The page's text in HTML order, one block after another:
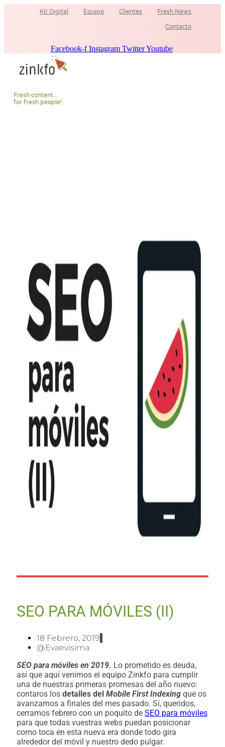
Kit Digital Equipo Clientes Fresh News
Contacto
Facebook-f Instagram TwitterYoutube
Fresh content...
for fresh people!
SEO PARA MÓVILES (II)
18 Febrero, 2019
@evaevisima
SEO para móviles en 2019. Lo prometido es deuda,
así que aquí venimos el equipo Zinkfo para cumplir
una de nuestras primeras promesas del año nuevo:
contaros los detalles del Mobile First Indexing que os
avanzamos a finales del mes pasado. Sí, queridos,
cerramos febrero con un poquito de SEO para móviles
para que todas vuestras webs puedan posicionar
como toca en esta nueva era donde todo gira
alrededor del móvil y nuestro dedo pulgar.